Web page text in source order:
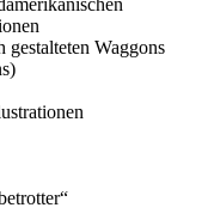
gestalteten Waggons